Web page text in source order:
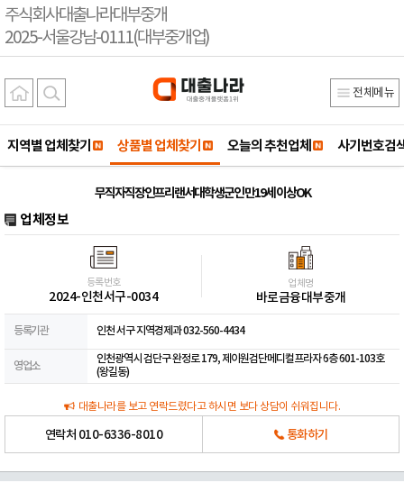
주식회사대출나라대부중개
2025-서울강남-0111(대부중개업)
전체메뉴
지역별 업체찾기 상품별 업체찾기 오늘의 추천업체 사기번호검
무직자직장인프리랜서대학생군인 만19세 이상OK
업체정보
등록번호
2024-인천서구-0034
업체명
바로금융대부중개
등록기관 인천 서구 지역경제과 032-560-4434
영업소
인천광역시 검단구 완정로 179, 제이원검단메디컬프라자 6층 601-103호
(왕길동)
대출나라를 보고 연락드렸다고 하시면 보다 상담이 쉬워집니다.
연락처 010-6336-8010 통화하기